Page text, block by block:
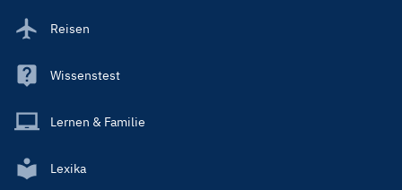
Reisen
Wissenstest
Lernen & Familie
Lexika